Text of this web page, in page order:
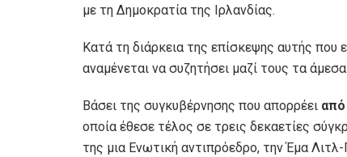
με τη Δημοκρατία της Ιρλανδίας.
Κατά τη διάρκεια της επίσκεψης αυτής που
αναμένεται να συζητήσει μαζί τους τα
Βάσει της συγκυβέρνησης που απορρέει
οποία έθεσε τέλος σε τρεις δεκαετίες
της μια Ενωτική αντιπρόεδρο, την Έμα Λιτλ-